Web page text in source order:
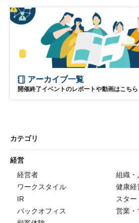
アーカイブ一覧
開催終了イベントのレポートや動画はこちら
カテゴリ
経営
経営者
組織・
ワークスタイル
健康経
IR
スタ
バックオフィス
営業・